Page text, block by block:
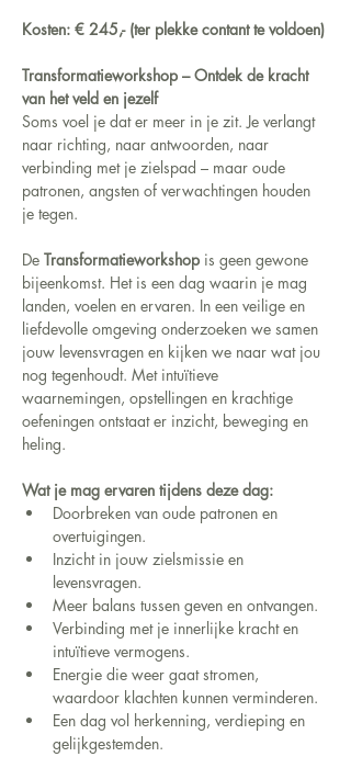
Kosten: € 245,- (ter plekke contant te voldoen)
Transformatieworkshop – Ontdek de kracht
van het veld en jezelf
Soms voel je dat er meer in je zit. Je verlangt
naar richting, naar antwoorden, naar
verbinding met je zielspad – maar oude
patronen, angsten of verwachtingen houden
je tegen.
De Transformatieworkshop is geen gewone
bijeenkomst. Het is een dag waarin je mag
landen, voelen en ervaren. In een veilige en
liefdevolle omgeving onderzoeken we samen
jouw levensvragen en kijken we naar wat jou
nog tegenhoudt. Met intuïtieve
waarnemingen, opstellingen en krachtige
oefeningen ontstaat er inzicht, beweging en
heling.
Wat je mag ervaren tijdens deze dag:
Doorbreken van oude patronen en
overtuigingen.
Inzicht in jouw zielsmissie en
levensvragen.
Meer balans tussen geven en ontvangen.
Verbinding met je innerlijke kracht en
intuïtieve vermogens.
Energie die weer gaat stromen,
waardoor klachten kunnen verminderen.
Een dag vol herkenning, verdieping en
gelijkgestemden.